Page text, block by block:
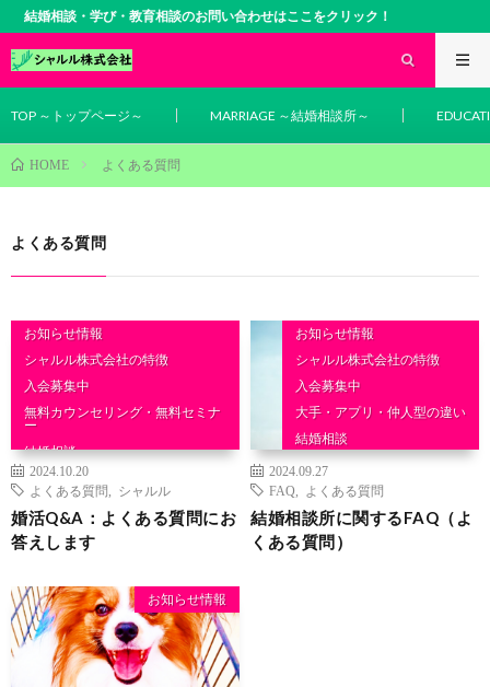
結婚相談・学び・教育相談のお問い合わせはここをクリック！
TOP ～トップページ～ MARRIAGE ～結婚相談所～
HOME よくある質問
よくある質問
お知らせ情報
シャルル株式会社の特徴
入会募集中
無料カウンセリング・無料セミナ
ー
結婚相談
2024.10.20
よくある質問
シャルル
婚活Q&A：よくある質問にお
答えします
お知らせ情報
シャルル株式会社の特徴
入会募集中
大手・アプリ・仲人型の違い
結婚相談
2024.09.27
FAQ
よくある質問
結婚相談所に関するFAQ（よ
くある質問）
お知らせ情報